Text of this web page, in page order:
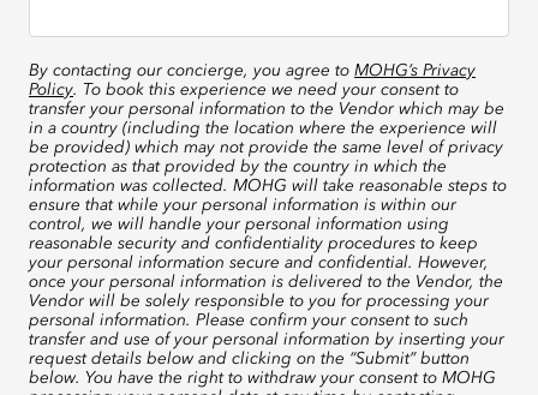
By contacting our concierge, you agree to MOHG’s Privacy
Policy. To book this experience we need your consent to
transfer your personal information to the Vendor which may be
in a country (including the location where the experience will
be provided) which may not provide the same level of privacy
protection as that provided by the country in which the
information was collected. MOHG will take reasonable steps to
ensure that while your personal information is within our
control, we will handle your personal information using
reasonable security and confidentiality procedures to keep
your personal information secure and confidential. However,
once your personal information is delivered to the Vendor, the
Vendor will be solely responsible to you for processing your
personal information. Please confirm your consent to such
transfer and use of your personal information by inserting your
request details below and clicking on the “Submit” button
below. You have the right to withdraw your consent to MOHG